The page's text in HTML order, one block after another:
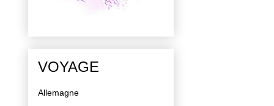
VOYAGE
Allemagne